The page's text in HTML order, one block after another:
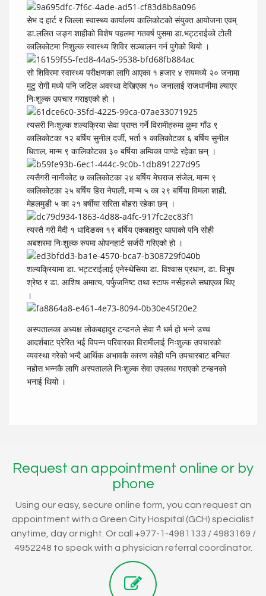
सेभ द हार्ट र जिल्ला स्वास्थ्य कार्यालय कालिकोटको संयुक्त आयोजना एवम्
डा.ललित जङ्ग शाहीको विशेष पहलमा गतवर्ष पुसमा डा.भट्टराईको टोली
कालिकोटमा निशुल्क स्वास्थ्य शिविर सञ्चालन गर्न पुगेको थियो ।
सो शिविरमा स्वास्थ्य परीक्षणका लागि आएका १ हजार ४ सयमध्ये २० जनामा
मुटु रोगी मध्ये पनि जटिल अवस्था देखिएका १० जनालाई राजधानीमा ल्याएर
निःशुल्क उपचार गराइएको हो ।
त्यसरी निःशुल्क शल्यक्रिया सेवा प्राप्त गर्ने विरामीहरुमा कुमा गाँउ ९
कालिकोटका १२ बर्षिय सुनील दर्जी, भर्ता १ कालिकोटका ६ बर्षिय सुनील
धिताल, मान्म ९ कालिकोटका ३० बर्षिया अम्विका पाण्डे रहेका छन् ।
त्यसैगरी नानीकोट ७ कालिकोटका २४ बर्षिय मेघराज संजेल, मान्म ९
कालिकोटका २५ बर्षिय हिरा नेपाली, मान्म ५ का २९ बर्षिया विमला शाही,
मेहलमुडी ५ का २१ बर्षीया सरिता बोहरा रहेका छन् ।
त्यस्तै गरी मैदी १ धादिङका १९ बर्षिय एकबहादुर थापाको पनि सोही
अबशरमा निःशुल्क रुपमा ओपनहार्ट सर्जरी गरिएको हो ।
शल्यक्रियामा डा. भट्टराईलाई एनेस्थेसिया डा. विश्वास प्रधान, डा. विभुष
श्रेष्ठ र डा. आशिष अमात्य, पर्फुजनिष्ट तथा स्टाफ नर्सहरुले सघाएका थिए
।
अस्पतालका अध्यक्ष लोकबहादुर टन्डनले सेवा नै धर्म हो भन्ने उच्च
आदर्शबाट प्रेरित भई विपन्न परिवारका विरामीलाई निःशुल्क उपचारको
व्यवस्था गरेको भन्दै आर्थिक अभावकै कारण कोही पनि उपचारबाट बन्चित
नहोस भन्नकै लागि अस्पतालले निःशुल्क सेवा उपलव्ध गराएको टन्डनको
भनाई थियो ।
Request an appointment online or by
phone
Using our easy, secure online form, you can request an
appointment with a Green City Hospital (GCH) specialist
anytime, day or night. Or call +977-1-4981133 / 4983169 /
4952248 to speak with a physician referral coordinator.